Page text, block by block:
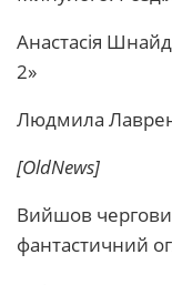
Анастасія
2»
Людмила
[OldNews]
Вийшов
фантастичний